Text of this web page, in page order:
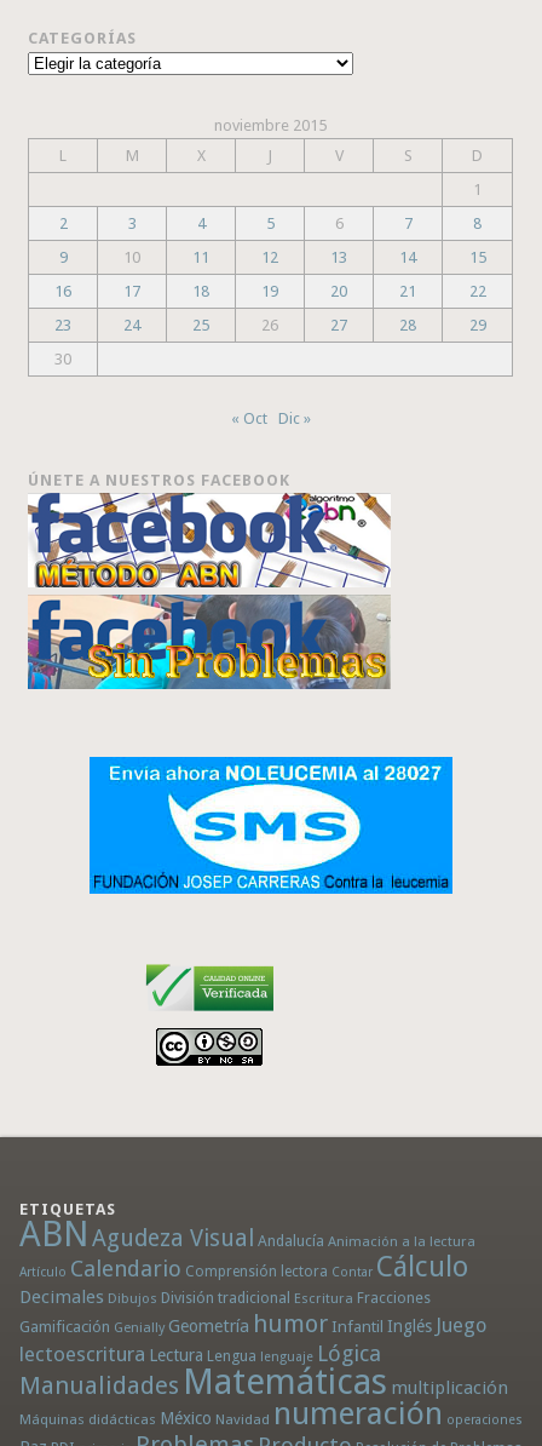
CATEGORÍAS
Categorías
noviembre 2015
L
M X J V S
D
1
2
3 4 5 6 7
8
9
10 11 12 13 14
15
16
17 18 19 20 21
22
23
24 25 26 27 28
29
30
« Oct Dic »
ÚNETE A NUESTROS FACEBOOK
ETIQUETAS
ABN Agudeza Visual Andalucía Animación a la lectura
Artículo Calendario Comprensión lectora Contar Cálculo
Decimales Dibujos División tradicional Escritura Fracciones
Gamificación Genially Geometría humor Infantil Inglés Juego
lectoescritura Lectura Lengua lenguaje Lógica
Manualidades Matemáticas multiplicación
Máquinas didácticas México Navidad numeración operaciones